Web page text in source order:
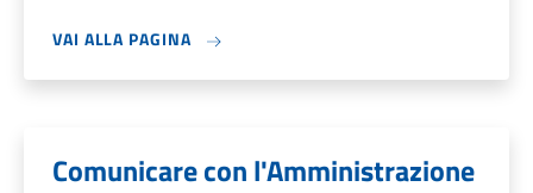
VAI ALLA PAGINA
Comunicare con l'Amministrazione